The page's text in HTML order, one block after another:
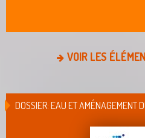
VOIR LES
DOSSIER: EAU ET AMÉNAGEMENT